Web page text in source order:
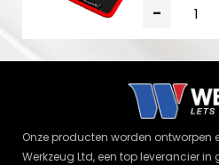
-
Onze producten worden ontworpen
Werkzeug Ltd, een top leverancier